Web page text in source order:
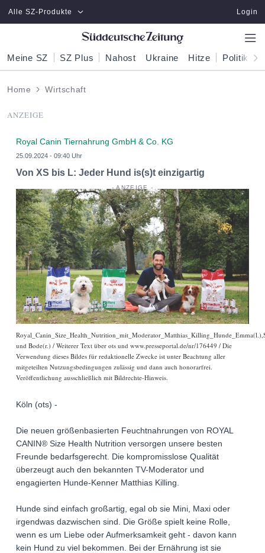
Zum Hauptinhalt springen
Alle SZ-Produkte Login
Meine SZ SZ Plus Nahost Ukraine Hitze Politik
Home Wirtschaft
ANZEIGE
Royal Canin Tiernahrung GmbH & Co. KG
25.09.2024 - 09:40 Uhr
Von XS bis L: Jeder Hund is(s)t einzigartig
und Bode(r.) / Weiterer Text über ots und www.presseportal.de/nr/176449 / Die
Verwendung dieses Bildes für redaktionelle Zwecke ist unter Beachtung aller
mitgeteilten Nutzungsbedingungen zulässig und dann auch honorarfrei.
Veröffentlichung ausschließlich mit Bildrechte-Hinweis.
Köln (ots) -
Die neuen größenbasierten Feuchtnahrungen von ROYAL
CANIN® Size Health Nutrition versorgen unsere besten
Freunde bedarfsgerecht. Die kompromisslose Qualität
überzeugt auch den bekannten TV-Moderator und
engagierten Hunde-Kenner Matthias Killing.
Hunde sind einfach großartig, egal ob sie Mini, Maxi oder
irgendwas dazwischen sind. Die Größe spielt keine Rolle,
wenn es um Liebe oder Aufmerksamkeit geht - davon kann
kein Hund zu viel bekommen. Bei der Ernährung ist sie